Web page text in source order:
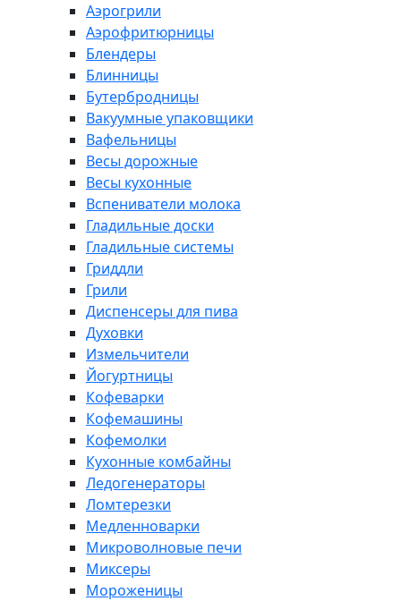
Аэрогрили
Аэрофритюрницы
Блендеры
Блинницы
Бутербродницы
Вакуумные упаковщики
Вафельницы
Весы дорожные
Весы кухонные
Вспениватели молока
Гладильные доски
Гладильные системы
Гриддли
Грили
Диспенсеры для пива
Духовки
Измельчители
Йогуртницы
Кофеварки
Кофемашины
Кофемолки
Кухонные комбайны
Ледогенераторы
Ломтерезки
Медленноварки
Микроволновые печи
Миксеры
Мороженицы